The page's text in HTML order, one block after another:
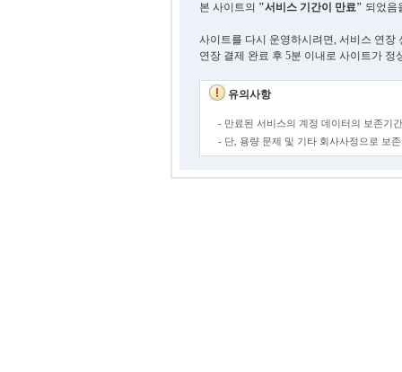
본 사이트의 "서비스 기간이 만료" 되었음
사이트를 다시 운영하시려면, 서비스 연장
연장 결제 완료 후 5분 이내로 사이트가 정
유의사항
- 만료된 서비스의 계정 데이터의 보존기
- 단, 용량 문제 및 기타 회사사정으로 보